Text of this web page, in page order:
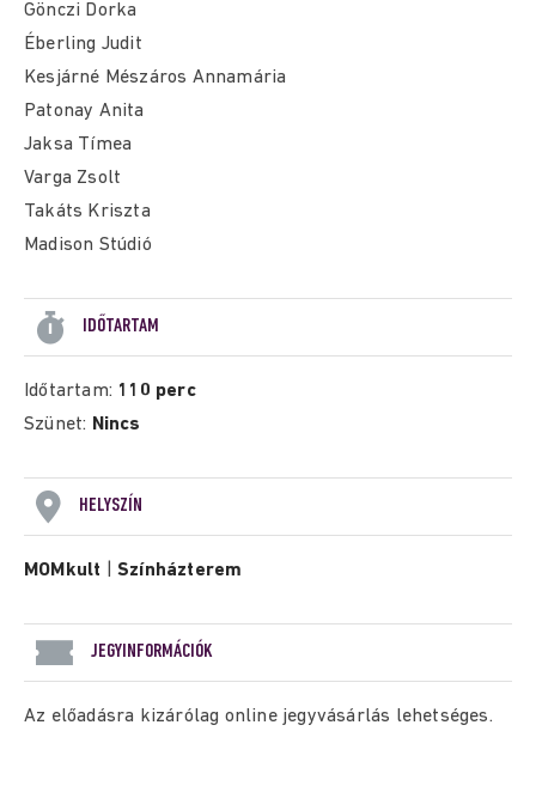
Gönczi Dorka
Éberling Judit
Kesjárné Mészáros Annamária
Patonay Anita
Jaksa Tímea
Varga Zsolt
Takáts Kriszta
Madison Stúdió
IDŐTARTAM
Időtartam: 110 perc
Szünet: Nincs
HELYSZÍN
MOMkult |Színházterem
JEGYINFORMÁCIÓK
Az előadásra kizárólag online jegyvásárlás lehetséges.